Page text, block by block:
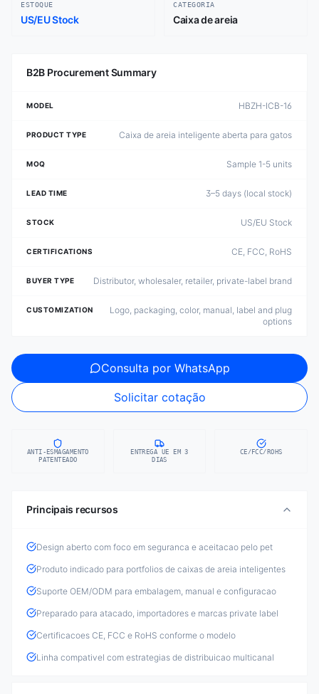
ESTOQUE
US/EU Stock
CATEGORIA
Caixa de areia
B2B Procurement Summary
MODEL HBZH-ICB-16
PRODUCT TYPE Caixa de areia inteligente aberta para gatos
MOQ Sample 1-5 units
LEAD TIME 3–5 days (local stock)
STOCK US/EU Stock
CERTIFICATIONS CE, FCC, RoHS
BUYER TYPE Distributor, wholesaler, retailer, private-label brand
CUSTOMIZATION
Logo, packaging, color, manual, label and plug
options
Consulta por WhatsApp
Solicitar cotação
ANTI-ESMAGAMENTO
PATENTEADO
ENTREGA UE EM 3
DIAS
CE/FCC/ROHS
Principais recursos
Design aberto com foco em seguranca e aceitacao pelo pet
Produto indicado para portfolios de caixas de areia inteligentes
Suporte OEM/ODM para embalagem, manual e configuracao
Preparado para atacado, importadores e marcas private label
Certificacoes CE, FCC e RoHS conforme o modelo
Linha compativel com estrategias de distribuicao multicanal